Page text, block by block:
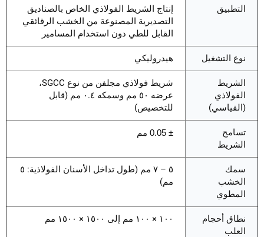
التطبيق
إنتاج الشريط الفولاذي الخاص بالصناديق
التصديرية المصنوعة من الخشب الرقائقي
القابل للطي دون استخدام المسامير
نوع التشغيل هيدروليكي
الشريط
الفولاذي
(القياسي)
شريط فولاذي مجلفن من نوع SGCC،
عرضه ٥٠ مم وسمكه ٠.٤ مم (قابل
للتخصيص)
تسامح
الشريط
سمك
الخشب
المطوي
٥ – ٧ مم (طول تداخل الأسنان الفولاذية: ٥
نطاق أحجام
العلب